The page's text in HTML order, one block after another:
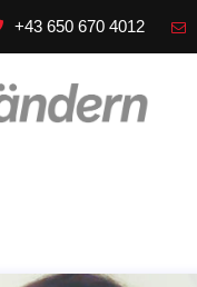
+43 650 670 4012